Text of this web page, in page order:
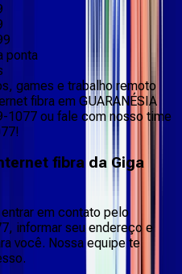
ponta
games e trabalho remoto
fibra em GUARANÉSIA
1077 ou fale com nosso time
fibra da Giga
em contato pelo
informar seu endereço e
você. Nossa equipe te